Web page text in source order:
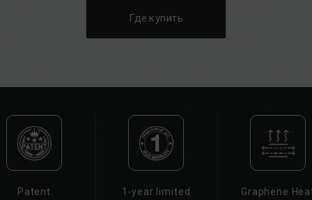
Вентилятор с интеллектуальным ШИМ-
управлением и высоким напором для более
рассеивания тепла на основе графена
(номер:M644665)
Где купить
Patent
1-year limited
Graphene